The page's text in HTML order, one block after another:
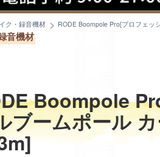
ク・録音機材 RODE Boompole Pro[プロフェ
音機材
Boompole
ブームポール